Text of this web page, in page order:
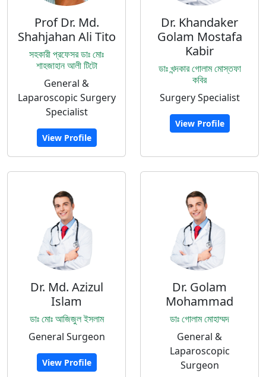
Prof Dr. Md.
Shahjahan Ali Tito
সহকারী প্রফেসর ডাঃ মোঃ
শাহজাহান আলী টিটো
General &
Laparoscopic Surgery
Specialist
View Profile
Dr. Khandaker
Golam Mostafa
Kabir
ডাঃ খন্দকার গোলাম মোস্তফা
কবির
Surgery Specialist
View Profile
Dr. Md. Azizul
Islam
ডাঃ মোঃ আজিজুল ইসলাম
General Surgeon
View Profile
Dr. Golam
Mohammad
ডাঃ গোলাম মোহাম্মদ
General &
Laparoscopic
Surgeon